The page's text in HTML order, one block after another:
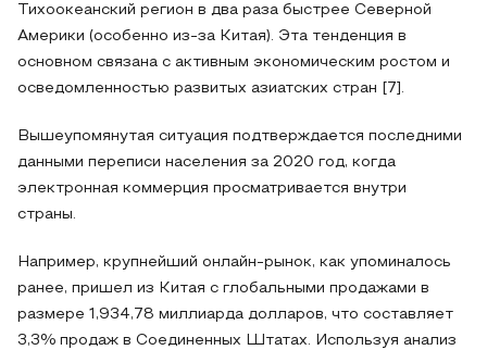
Тихоокеанский регион в два раза быстрее Северной
Америки (особенно из-за Китая). Эта тенденция в
основном связана с активным экономическим ростом и
осведомленностью развитых азиатских стран [7].
Вышеупомянутая ситуация подтверждается последними
данными переписи населения за 2020 год, когда
электронная коммерция просматривается внутри
страны.
Например, крупнейший онлайн-рынок, как упоминалось
ранее, пришел из Китая с глобальными продажами в
размере 1,934,78 миллиарда долларов, что составляет
3,3% продаж в Соединенных Штатах. Используя анализ